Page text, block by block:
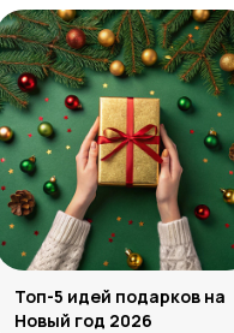
Топ-5 идей подарков на
Новый год 2026